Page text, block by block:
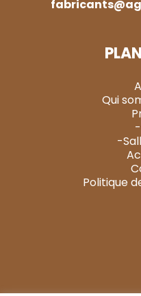
Qui
-
Politique